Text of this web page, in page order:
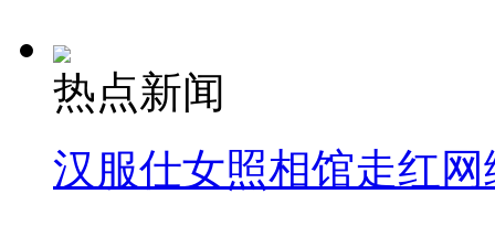
热点新闻
汉服仕女照相馆走红网